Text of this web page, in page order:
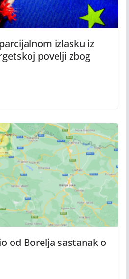
izlasku iz
povelji zbog
od Borelja sastanak o